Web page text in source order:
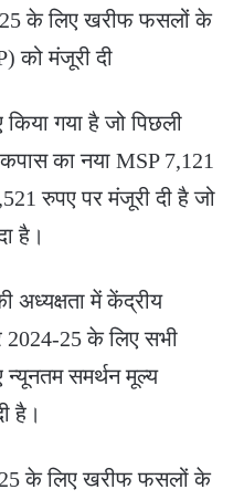
के लिए खरीफ फसलों के
को मंजूरी दी
गया है जो पिछली
का नया MSP 7,121
रुपए पर मंजूरी दी है जो
है।
अध्यक्षता में केंद्रीय
25 के लिए सभी
समर्थन मूल्य
है।
के लिए खरीफ फसलों के